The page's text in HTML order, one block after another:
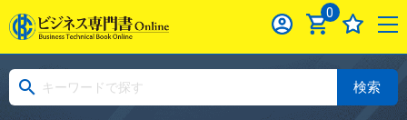
0
検索